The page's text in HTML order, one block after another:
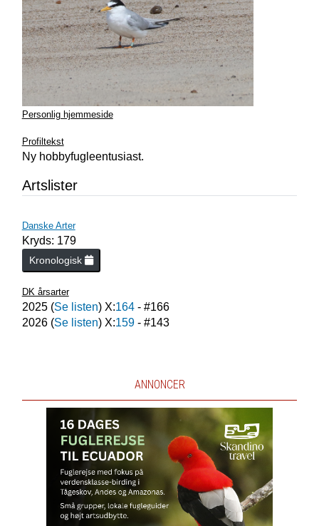
Personlig hjemmeside
Profiltekst
Ny hobbyfugleentusiast.
Artslister
Danske Arter
Kryds: 179
Kronologisk
DK årsarter
2025(Se listen) X:164- #166
2026(Se listen) X:159- #143
ANNONCER